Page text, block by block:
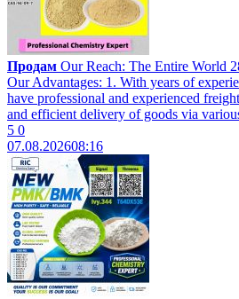
Продам Our Reach: The Entire World
Our Advantages: 1. With years of
have professional and experienced
and efficient delivery of goods via
5 0
07.08.202608:16